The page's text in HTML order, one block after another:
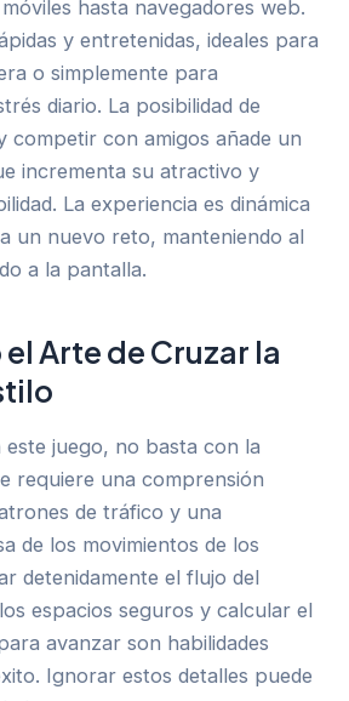
hasta navegadores web.
y entretenidas, ideales para
o simplemente para
diario. La posibilidad de
competir con amigos añade un
incrementa su atractivo y
La experiencia es dinámica
un nuevo reto, manteniendo al
a la pantalla.
Arte de Cruzar la
juego, no basta con la
requiere una comprensión
de tráfico y una
de los movimientos de los
detenidamente el flujo del
espacios seguros y calcular el
avanzar son habilidades
Ignorar estos detalles puede